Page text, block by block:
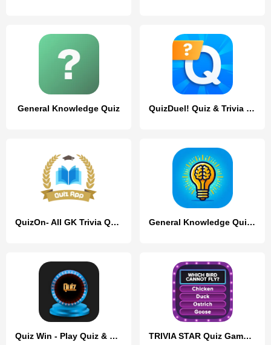
General Knowledge Quiz QuizDuel! Quiz & Trivia Game
QuizOn- All GK Trivia Quiz App General Knowledge Quiz Game
Quiz Win - Play Quiz & Earn TRIVIA STAR Quiz Games Offline